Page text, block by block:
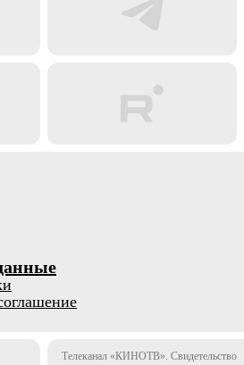
Телеканал «КИНОТВ». Свидетельство